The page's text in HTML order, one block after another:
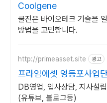
Coolgene
쿨진은 바이오테크 기술을
방법을 고민합니다.
http://primeasset.site 광고
프라임에셋 영등포사업
DB영업, 입사상담, 지사설
(유튜브, 블로그등)